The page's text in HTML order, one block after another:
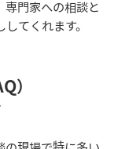
専門家への相談と
てくれます。
）